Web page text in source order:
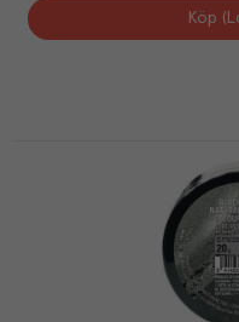
Köp